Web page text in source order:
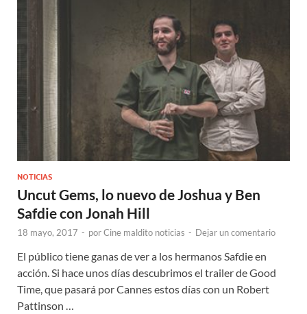
NOTICIAS
Uncut Gems, lo nuevo de Joshua y Ben
Safdie con Jonah Hill
18 mayo, 2017 - porCine maldito noticias - Dejar un comentario
El público tiene ganas de ver a los hermanos Safdie en
acción. Si hace unos días descubrimos el trailer de Good
Time, que pasará por Cannes estos días con un Robert
Pattinson …